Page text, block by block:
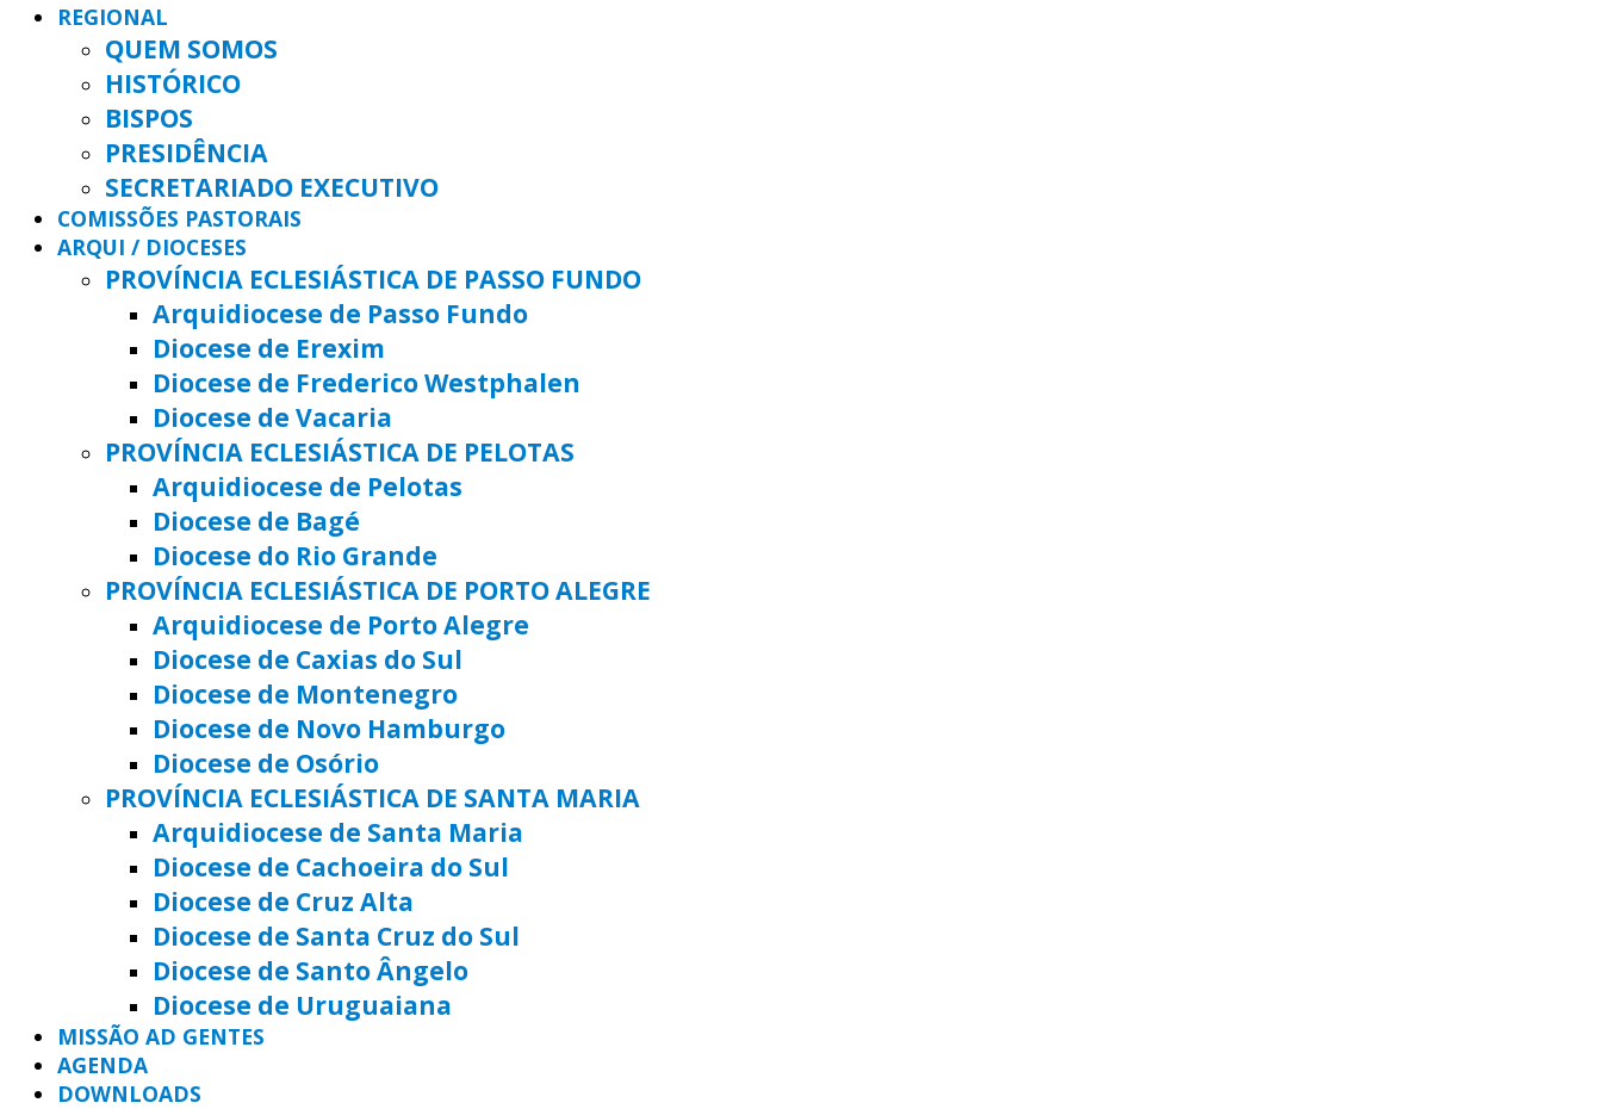
REGIONAL
QUEM SOMOS
HISTÓRICO
BISPOS
PRESIDÊNCIA
SECRETARIADO EXECUTIVO
COMISSÕES PASTORAIS
ARQUI / DIOCESES
PROVÍNCIA ECLESIÁSTICA DE PASSO FUNDO
Arquidiocese de Passo Fundo
Diocese de Erexim
Diocese de Frederico Westphalen
Diocese de Vacaria
PROVÍNCIA ECLESIÁSTICA DE PELOTAS
Arquidiocese de Pelotas
Diocese de Bagé
Diocese do Rio Grande
PROVÍNCIA ECLESIÁSTICA DE PORTO ALEGRE
Arquidiocese de Porto Alegre
Diocese de Caxias do Sul
Diocese de Montenegro
Diocese de Novo Hamburgo
Diocese de Osório
PROVÍNCIA ECLESIÁSTICA DE SANTA MARIA
Arquidiocese de Santa Maria
Diocese de Cachoeira do Sul
Diocese de Cruz Alta
Diocese de Santa Cruz do Sul
Diocese de Santo Ângelo
Diocese de Uruguaiana
MISSÃO AD GENTES
AGENDA
DOWNLOADS